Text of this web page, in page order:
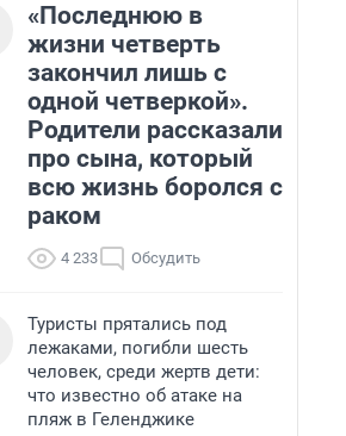
«Последнюю в
жизни четверть
закончил лишь с
одной четверкой».
Родители рассказали
про сына, который
всю жизнь боролся с
раком
4 233 Обсудить
Туристы прятались под
лежаками, погибли шесть
человек, среди жертв дети:
что известно об атаке на
пляж в Геленджике